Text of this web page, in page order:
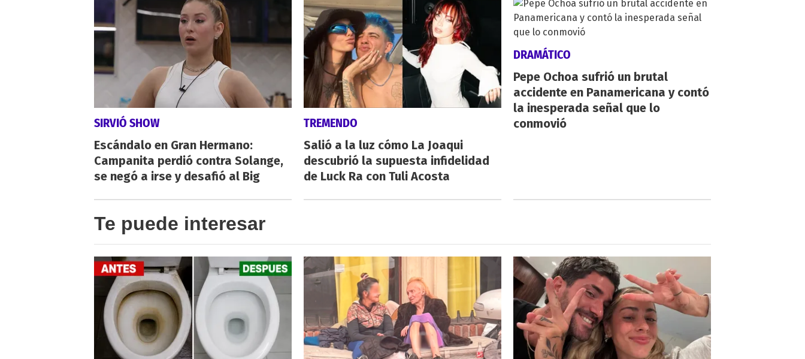
SIRVIÓ SHOW
Escándalo en Gran Hermano:
Campanita perdió contra Solange,
se negó a irse y desafió al Big
TREMENDO
Salió a la luz cómo La Joaqui
descubrió la supuesta infidelidad
de Luck Ra con Tuli Acosta
DRAMÁTICO
Pepe Ochoa sufrió un brutal
accidente en Panamericana y contó
la inesperada señal que lo
conmovió
Te puede interesar